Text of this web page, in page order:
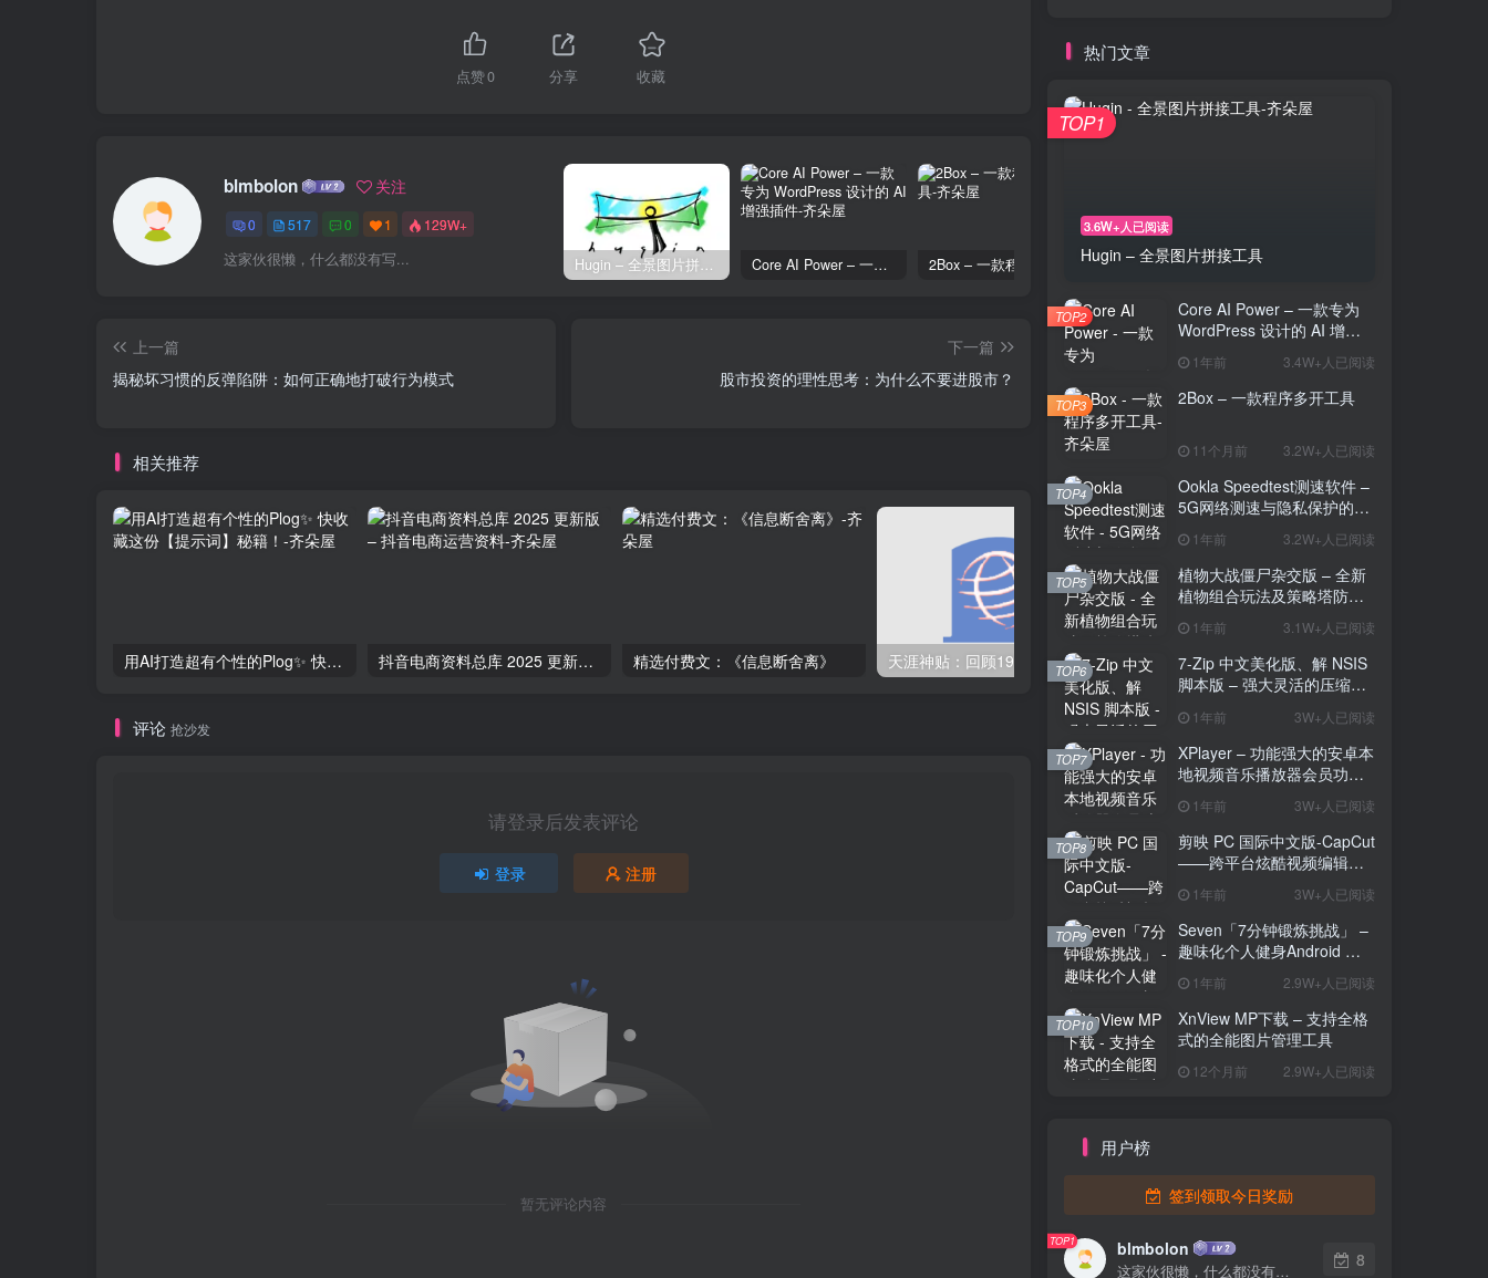
点赞0 分享 收藏
blmbolon 关注
0 517 0 1 129W+
这家伙很懒，什么都没有写... Core AI Power – 一款专为 WordPress 设计的 AI 增强插件 Ookla Speedtest测速软件 – 5G网络测速与隐私保护的多功能工具
上一篇
揭秘坏习惯的反弹陷阱：如何正确地打破行为模式
下一篇
股市投资的理性思考：为什么不要进股市？
相关推荐
用AI打造超有个性的Plog✨ 快收藏这份【提示词】秘籍！ 抖音电商资料总库 2025 更新版 – 抖音电商运营资料 精选付费文：《信息断舍离》 天涯神贴：回顾1999~2024年度天涯社区热门话题，专注于收集和展示天涯社区年度热门帖子的在线平台 好文分享:房子回到白菜价，这些城市正在‘鹤岗化’
评论 抢沙发
请登录后发表评论
登录 注册
暂无评论内容
热门文章
3.6W+人已阅读
Hugin – 全景图片拼接工具
TOP1
Core AI Power – 一款专为
WordPress 设计的 AI 增强
插件1年前 3.4W+人已阅读
TOP2
2Box – 一款程序多开工具
11个月前 3.2W+人已阅读
TOP3
Ookla Speedtest测速软件 –
5G网络测速与隐私保护的多
功能工具
1年前 3.2W+人已阅读
TOP4
植物大战僵尸杂交版 – 全新
植物组合玩法及策略塔防的
魅力1年前 3.1W+人已阅读
TOP5
7-Zip 中文美化版、解 NSIS
脚本版 – 强大灵活的压缩与
1年前 3W+人已阅读
TOP6
XPlayer – 功能强大的安卓本
地视频音乐播放器会员功能
1年前 3W+人已阅读
TOP7
剪映 PC 国际中文版-CapCut
——跨平台炫酷视频编辑与
1年前 3W+人已阅读
TOP8
Seven「7分钟锻炼挑战」 –
趣味化个人健身Android 直
1年前 2.9W+人已阅读
TOP9
XnView MP下载 – 支持全格
式的全能图片管理工具
12个月前 2.9W+人已阅读
TOP10
用户榜
签到领取今日奖励
TOP1 blmbolon
这家伙很懒，什么都没有写...
8